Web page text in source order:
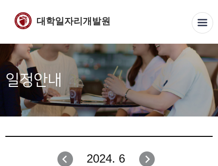
대학일자리개발원
일정안내
2024. 6